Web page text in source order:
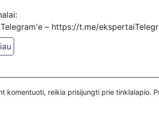
– https://t.me/
www.dailymotion.com/ekspertai
galima tik dėka skaitytojų ir žiūrovų,
per PayPal paspaudę šią nuorodą
komentuoti, reikia prisijungti prie tinklalapio.